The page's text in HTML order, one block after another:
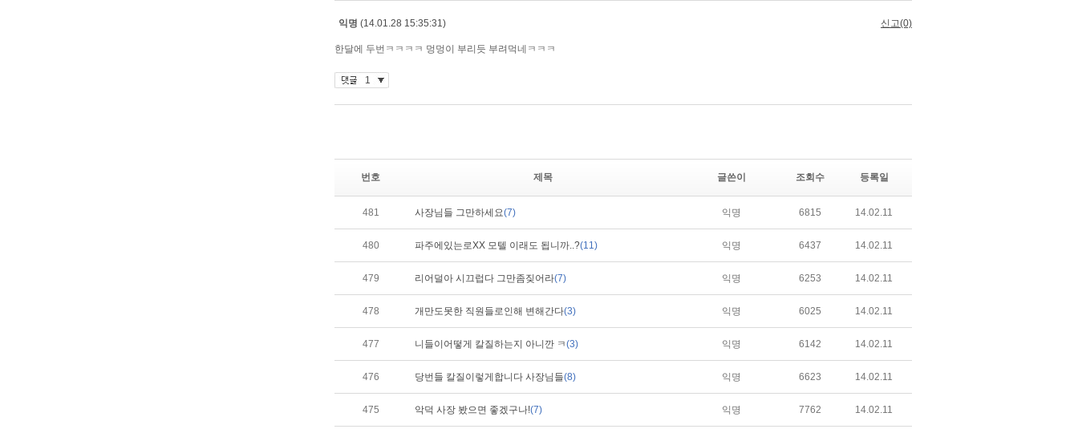
번호 제목 글쓴이 조회수 등록일
481 사장님들 그만하세요(7) 익명 6815 14.02.11
480 파주에있는로XX 모텔 이래도 됩니까..?(11) 익명 6437 14.02.11
479 리어덜아 시끄럽다 그만좀짖어라(7) 익명 6253 14.02.11
478 개만도못한 직원들로인해 변해간다(3) 익명 6025 14.02.11
477 니들이어떻게 칼질하는지 아니깐 ㅋ(3) 익명 6142 14.02.11
476 당번들 칼질이렇게합니다 사장님들(8) 익명 6623 14.02.11
475 악덕 사장 봤으면 좋겠구나!(7) 익명 7762 14.02.11